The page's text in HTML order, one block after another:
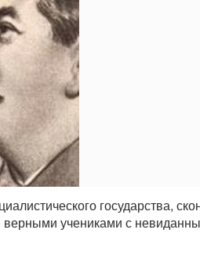
государства,
учениками с